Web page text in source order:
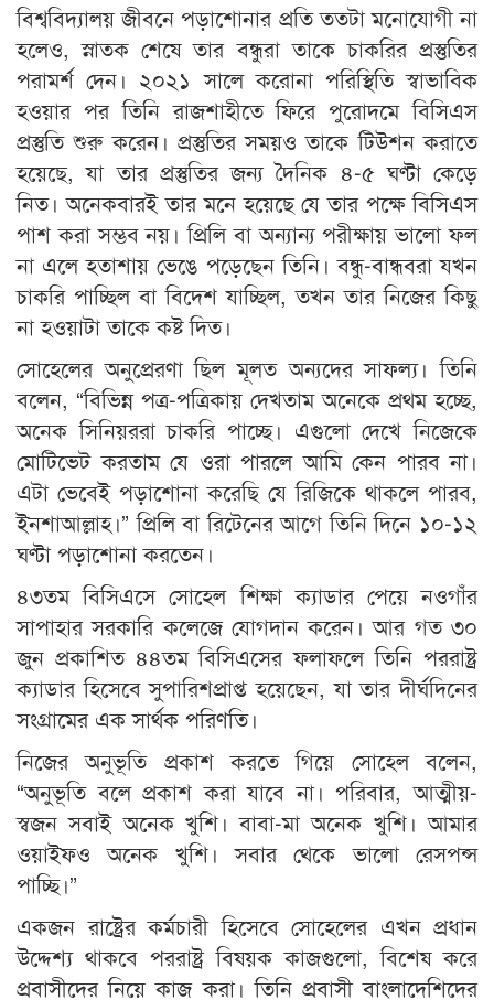
বিশ্ববিদ্যালয় জীবনে পড়াশোনার প্রতি ততটা মনোযোগী না
হলেও, স্নাতক শেষে তার বন্ধুরা তাকে চাকরির প্রস্তুতির
পরামর্শ দেন। ২০২১ সালে করোনা পরিস্থিতি স্বাভাবিক
হওয়ার পর তিনি রাজশাহীতে ফিরে পুরোদমে বিসিএস
প্রস্তুতি শুরু করেন। প্রস্তুতির সময়ও তাকে টিউশন করাতে
হয়েছে, যা তার প্রস্তুতির জন্য দৈনিক ৪-৫ ঘণ্টা কেড়ে
নিত। অনেকবারই তার মনে হয়েছে যে তার পক্ষে বিসিএস
পাশ করা সম্ভব নয়। প্রিলি বা অন্যান্য পরীক্ষায় ভালো ফল
না এলে হতাশায় ভেঙে পড়েছেন তিনি। বন্ধু-বান্ধবরা যখন
চাকরি পাচ্ছিল বা বিদেশ যাচ্ছিল, তখন তার নিজের কিছু
না হওয়াটা তাকে কষ্ট দিত।
সোহেলের অনুপ্রেরণা ছিল মূলত অন্যদের সাফল্য। তিনি
বলেন, “বিভিন্ন পত্র-পত্রিকায় দেখতাম অনেকে প্রথম হচ্ছে,
অনেক সিনিয়ররা চাকরি পাচ্ছে। এগুলো দেখে নিজেকে
মোটিভেট করতাম যে ওরা পারলে আমি কেন পারব না।
এটা ভেবেই পড়াশোনা করেছি যে রিজিকে থাকলে পারব,
ইনশাআল্লাহ।” প্রিলি বা রিটেনের আগে তিনি দিনে ১০-১২
ঘণ্টা পড়াশোনা করতেন।
৪৩তম বিসিএসে সোহেল শিক্ষা ক্যাডার পেয়ে নওগাঁর
সাপাহার সরকারি কলেজে যোগদান করেন। আর গত ৩০
জুন প্রকাশিত ৪৪তম বিসিএসের ফলাফলে তিনি পররাষ্ট্র
ক্যাডার হিসেবে সুপারিশপ্রাপ্ত হয়েছেন, যা তার দীর্ঘদিনের
সংগ্রামের এক সার্থক পরিণতি।
নিজের অনুভূতি প্রকাশ করতে গিয়ে সোহেল বলেন,
“অনুভূতি বলে প্রকাশ করা যাবে না। পরিবার, আত্মীয়-
স্বজন সবাই অনেক খুশি। বাবা-মা অনেক খুশি। আমার
ওয়াইফও অনেক খুশি। সবার থেকে ভালো রেসপন্স
পাচ্ছি।”
একজন রাষ্ট্রের কর্মচারী হিসেবে সোহেলের এখন প্রধান
উদ্দেশ্য থাকবে পররাষ্ট্র বিষয়ক কাজগুলো, বিশেষ করে
প্রবাসীদের নিয়ে কাজ করা। তিনি প্রবাসী বাংলাদেশিদের